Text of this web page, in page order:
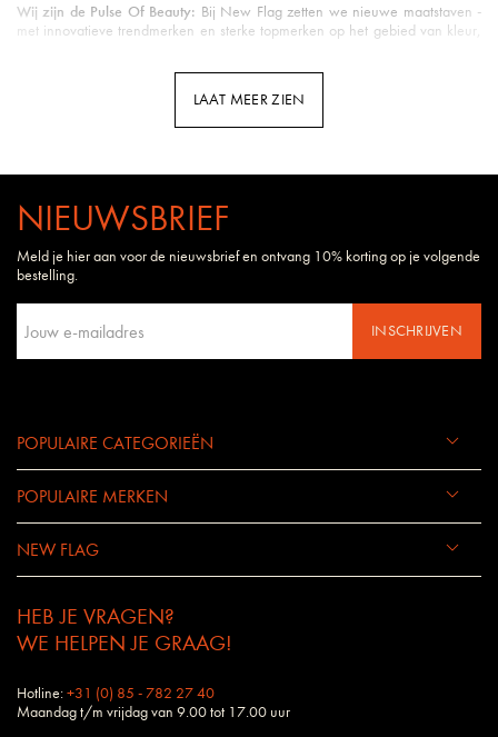
Wij zijn de Pulse Of Beauty: Bij New Flag zetten we nieuwe maatstaven -
met innovatieve trendmerken en sterke topmerken op het gebied van kleur,
: Milieuvriendelijke verpakking is voor ons een eerste
: Uw pakket is gemiddeld binnen 3 werkdagen bij u binnen
kappers op meerdere kanalen - van YouTube tot Facebook en Instagram tot
webinars en seminars in de salon.
Daarom begrijpen wij uw wensen en eisen als geen ander bedrijf.
LAAT MEER ZIEN
NIEUWSBRIEF
Meld je hier aan voor de nieuwsbrief en ontvang 10% korting op je volgende
bestelling.
INSCHRIJVEN
POPULAIRE CATEGORIEËN
POPULAIRE MERKEN
NEW FLAG
HEB JE VRAGEN?
WE HELPEN JE GRAAG!
Hotline:+31 (0) 85 - 782 27 40
Maandag t/m vrijdag van 9.00 tot 17.00 uur